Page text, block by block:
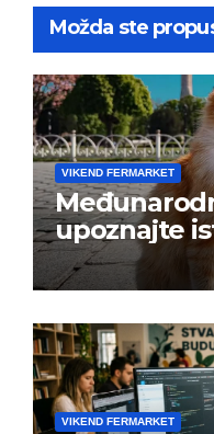
Možda ste
VIKEND FERMARKET
upoznajte
VIKEND FERMARKET